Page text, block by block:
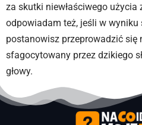
za skutki niewłaściwego
odpowiadam też, jeśli w
postanowisz przeprowadzić
sfagocytowany przez dzikiego
głowy.